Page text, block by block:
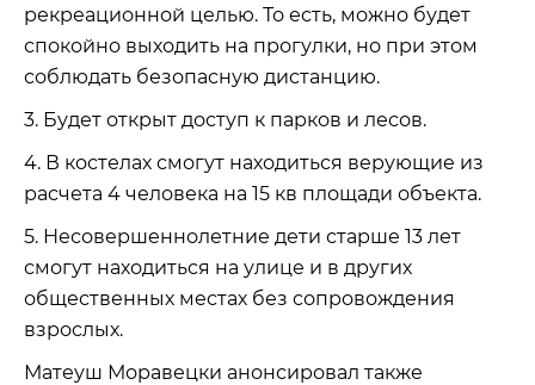
рекреационной целью. То есть, можно будет
спокойно выходить на прогулки, но при этом
соблюдать безопасную дистанцию.
3. Будет открыт доступ к парков и лесов.
4. В костелах смогут находиться верующие из
расчета 4 человека на 15 кв площади объекта.
5. Несовершеннолетние дети старше 13 лет
смогут находиться на улице и в других
общественных местах без сопровождения
взрослых.
Матеуш Моравецки анонсировал также